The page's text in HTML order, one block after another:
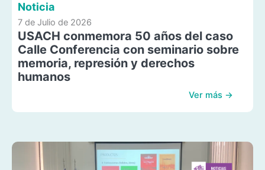
Noticia
7 de Julio de 2026
USACH conmemora 50 años del caso
Calle Conferencia con seminario sobre
memoria, represión y derechos
humanos
Ver más →